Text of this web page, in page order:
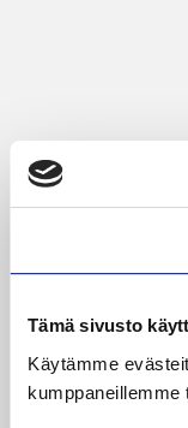
Tämä sivusto
Käytämme